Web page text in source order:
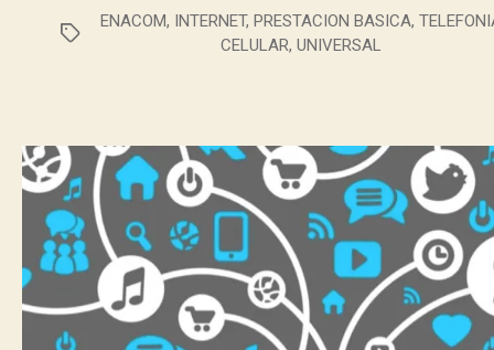
ENACOM, INTERNET, PRESTACION BASICA,
CELULAR, UNIVERSAL